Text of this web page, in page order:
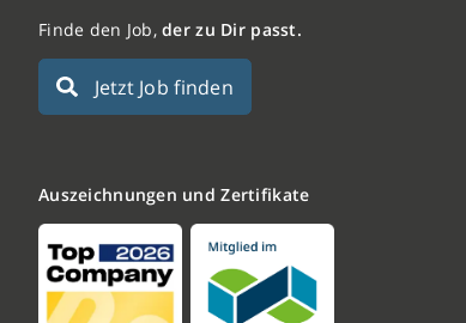
Finde den Job,der zu Dir passt.
Jetzt Job finden
Auszeichnungen und Zertifikate